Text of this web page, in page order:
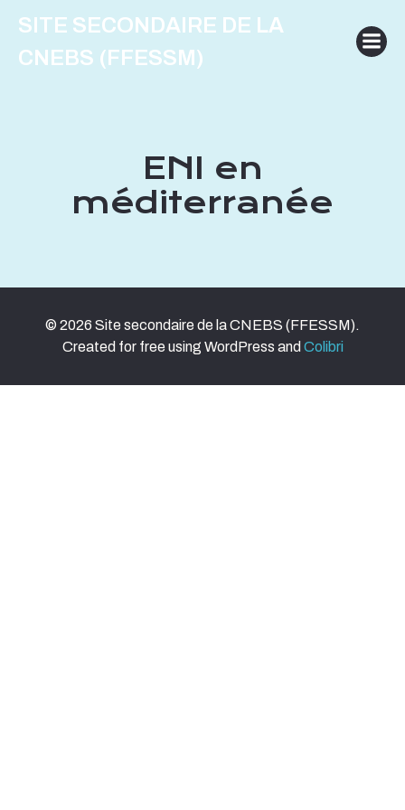
au
contenu
SITE SECONDAIRE DE LA
CNEBS (FFESSM)
ENI en
méditerranée
© 2026 Site secondaire de la CNEBS (FFESSM).
Created for free using WordPress and Colibri